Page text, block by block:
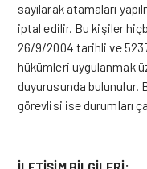
sayılarak atamaları
iptal edilir. Bu kişiler
26/9/2004 tarihli ve 5237
hükümleri uygulanmak
duyurusunda bulunulur.
görevlisi ise durumları